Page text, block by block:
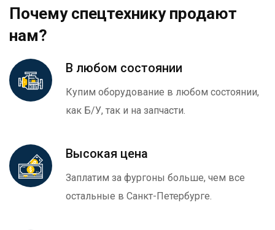
Почему спецтехнику продают
нам?
В любом состоянии
Купим оборудование в любом состоянии,
как Б/У, так и на запчасти.
Высокая цена
Заплатим за фургоны больше, чем все
остальные в Санкт-Петербурге.